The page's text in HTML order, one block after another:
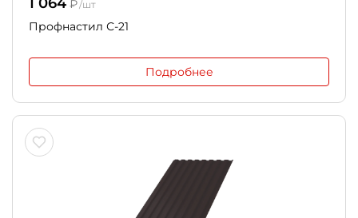
₽/шт
Профнастил С-21
Подробнее